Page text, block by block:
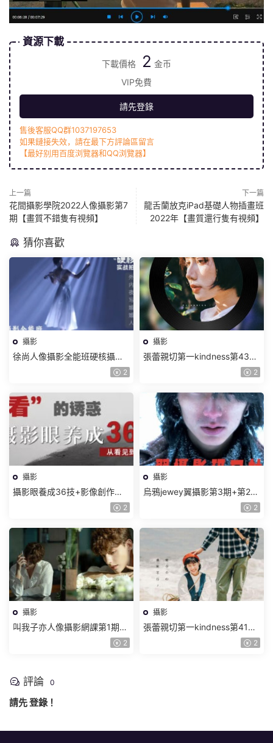
資源下載
下載價格 2 金币
VIP免費
請先登錄
售後客服QQ群1037197653
如果鏈接失效，請在最下方評論區留言
【最好别用百度浏覽器和QQ浏覽器】
上一篇
花間攝影學院2022人像攝影第7
期【畫質不錯隻有視頻】
下一篇
龍舌蘭放克iPad基礎人物插畫班
2022年【畫質還行隻有視頻】
猜你喜歡
攝影
徐尚人像攝影全能班硬核攝影
教學2024【畫質高清隻有視 2
攝影
張蕾親切第一kindness第43期
2
攝影
攝影眼養成36技+影像創作社
區王建章的攝影課【畫質不錯2
攝影
烏鴉jewey翼攝影第3期+第2期
2
攝影
叫我子亦人像攝影網課第1期
2024【畫質不錯隻有視頻】 2
攝影
張蕾親切第一kindness第41期
攝影後期【畫質高清有素材】2
評論 0
請先登錄 ！